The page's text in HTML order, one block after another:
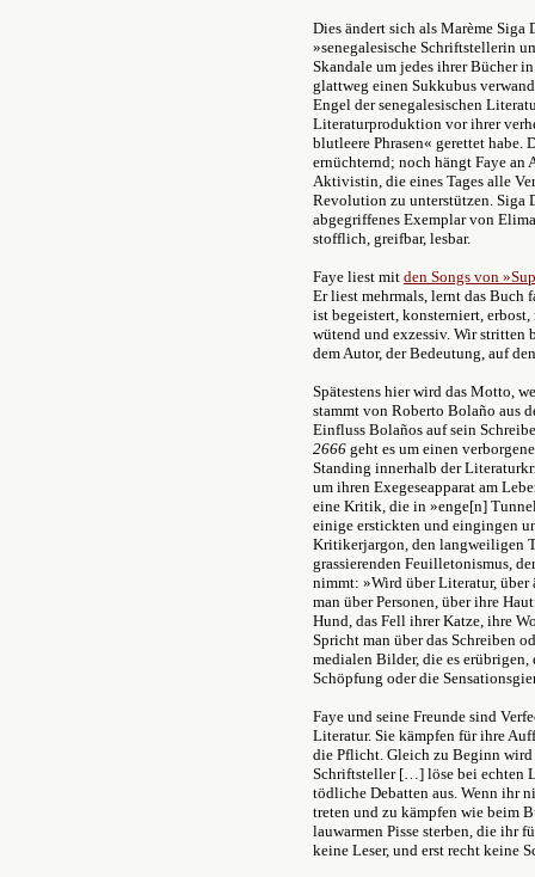
Dies ändert sich als Marème Siga
»senegalesische Schriftstellerin
Skandale um jedes ihrer Bücher
glattweg einen Sukkubus
Engel der senegalesischen
Literaturproduktion vor ihrer
blutleere Phrasen« gerettet habe.
ernüchternd; noch hängt Faye
Aktivistin, die eines Tages alle
Revolution zu unterstützen. Siga
abgegriffenes Exemplar von
stofflich, greifbar, lesbar.
Faye liest mit den Songs von
Er liest mehrmals, lernt das Buch
ist begeistert, konsterniert,
wütend und exzessiv. Wir
dem Autor, der Bedeutung, auf
Spätestens hier wird das Motto,
stammt von Roberto Bolaño aus
Einfluss Bolaños auf sein
2666 geht es um einen
Standing innerhalb der
um ihren Exegeseapparat am
eine Kritik, die in »enge[n]
einige erstickten und eingingen
Kritikerjargon, den langweiligen
grassierenden Feuilletonismus,
nimmt: »Wird über Literatur, über
man über Personen, über ihre
Hund, das Fell ihrer Katze, ihre
Spricht man über das Schreiben
medialen Bilder, die es
Schöpfung oder die
Faye und seine Freunde sind
Literatur. Sie kämpfen für ihre
die Pflicht. Gleich zu Beginn wird
Schriftsteller […] löse bei echten
tödliche Debatten aus. Wenn ihr
treten und zu kämpfen wie beim
lauwarmen Pisse sterben, die ihr
keine Leser, und erst recht keine